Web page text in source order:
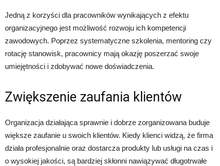
Jedną z korzyści dla pracowników wynikających z efektu
organizacyjnego jest możliwość rozwoju ich kompetencji
zawodowych. Poprzez systematyczne szkolenia, mentoring czy
rotację stanowisk, pracownicy mają okazję poszerzać swoje
umiejętności i zdobywać nowe doświadczenia.
Zwiększenie zaufania klientów
Organizacja działająca sprawnie i dobrze zorganizowana buduje
większe zaufanie u swoich klientów. Kiedy klienci widzą, że firma
działa profesjonalnie oraz dostarcza produkty lub usługi na czas i
o wysokiej jakości, są bardziej skłonni nawiązywać długotrwałe